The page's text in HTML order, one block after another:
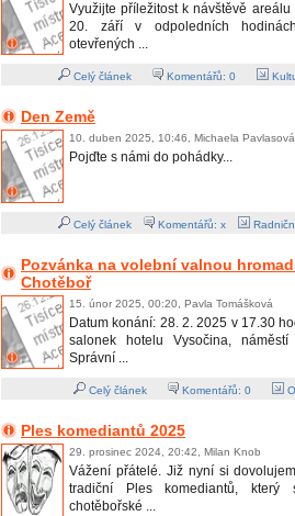
Využijte příležitost k návštěvě
20. září v odpoledních
otevřených ...
Celý článek Komentářů: 0
Den Země
10. duben 2025, 10:46, Michaela Pavlasová
Pojďte s námi do pohádky...
Celý článek Komentářů: x
Pozvánka na volební valnou
Chotěboř
15. únor 2025, 00:20, Pavla Tomášková
Datum konání: 28. 2. 2025 v 17.30
salonek hotelu Vysočina, náměstí
Správní ...
Celý článek Komentářů: 0
Ples komediantů 2025
29. prosinec 2024, 20:42, Milan Knob
Vážení přátelé. Již nyní si
tradiční Ples komediantů, který
chotěbořské ...